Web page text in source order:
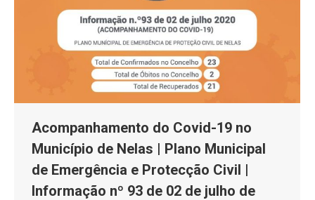
Acompanhamento do Covid-19 no
Município de Nelas | Plano Municipal
de Emergência e Protecção Civil |
Informação nº 93 de 02 de julho de